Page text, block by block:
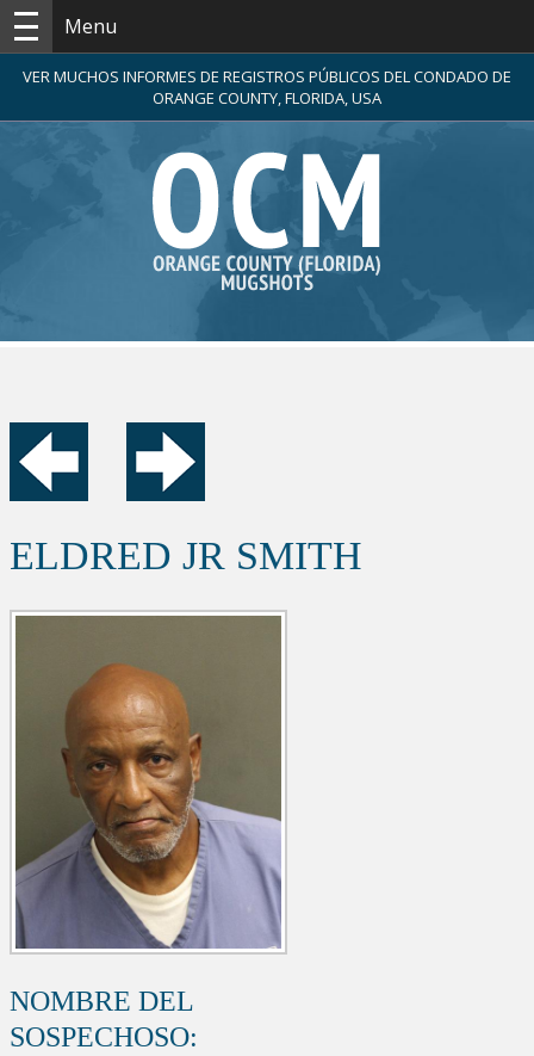
Menu
VER MUCHOS INFORMES DE REGISTROS PÚBLICOS DEL CONDADO DE
ORANGE COUNTY, FLORIDA, USA
ELDRED JR SMITH
NOMBRE DEL
SOSPECHOSO: